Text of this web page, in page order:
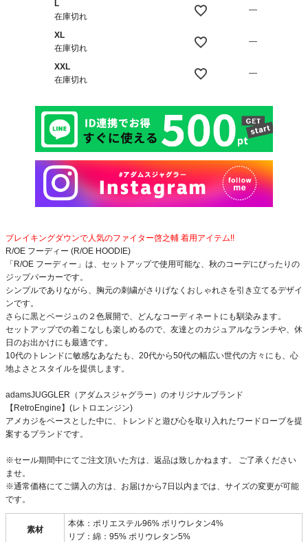
L
在庫切れ
—
XL
在庫切れ
—
XXL
在庫切れ
—
ブレイキングダウンで人気のファイター啓之輔 着用アイテム!!
R/OE フーディー (R/OE HOODIE)
「R/OE フーディー」は、セットアップで使用可能な、秋のコーデにぴったりの
ジップパーカーです。
シンプルでありながら、胸元の刺繍がさりげなくおしゃれさを引き立てるデザイ
ンです。
さらに黒とベージュの２色展開で、どんなコーディネートにも馴染みます。
セットアップでの着こなしも楽しめるので、友達とのカジュアルなランチや、休
日のお出かけにも最適です。
10代のトレンドに敏感なあなたも、20代から50代の幅広い世代の方々にも、心
地よさとスタイルを提供します。
adamsJUGGLER（アダムスジャグラー）のオリジナルブランド
【RetroEngine】(レトロエンジン)
アメカジをベースとした中に、トレンドと遊び心を取り入れたワードローブを提
案するブランドです。
※セール期間中にてご注文頂いた方は、返品は致しかねます。 ご了承ください
ませ。
※通常価格にてご購入の方は、お届けから7日以内までは、サイズの変更が可能
です。
素材
本体：ポリエステル96% ポリウレタン4%
リブ：綿：95% ポリウレタン5%